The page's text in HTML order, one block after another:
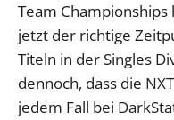
Team
jetzt der richtige
Titeln in der Singles
dennoch, dass die
jedem Fall bei